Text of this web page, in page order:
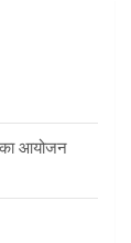
का आयोजन